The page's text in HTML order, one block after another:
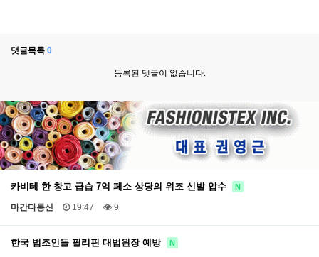
댓글목록 0
등록된 댓글이 없습니다.
카비테 한 창고 급습 7억 페소 상당의 위조 신발 압수 N
마간다통신 19:47 9
한국 법조인들 필리핀 대법원장 예방 N